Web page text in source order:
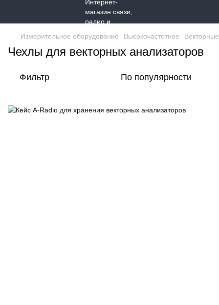
Измерительное оборудование Высокочастотное
Чехлы для векторных анализаторов
Фильтр По популярности